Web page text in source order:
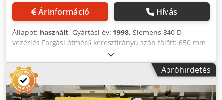
Árinformáció Hívás
Állapot: használt, Gyártási év: 1998, Siemens 840 D
vezérlés Forgási átmérő keresztirányú szán fölött: 650 mm
Max. fordulatszám: 3800 1/perc Orsó átmérője az elülső
csapágyban: 150 mm Orsófurat: 92 mm Orsófej: A8
DIN55026 Szerszámhelyek száma: 2×12 pozíció
Szerszámbefogó: VDI 40 Gépsúly kb.: 7,0 t Megítélésünk
szerint a gépek jó használt állapotban vannak, és
Apróhirdetés